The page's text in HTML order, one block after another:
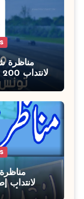
مناظرة
لانتداب
مختلفة : أخر اجل